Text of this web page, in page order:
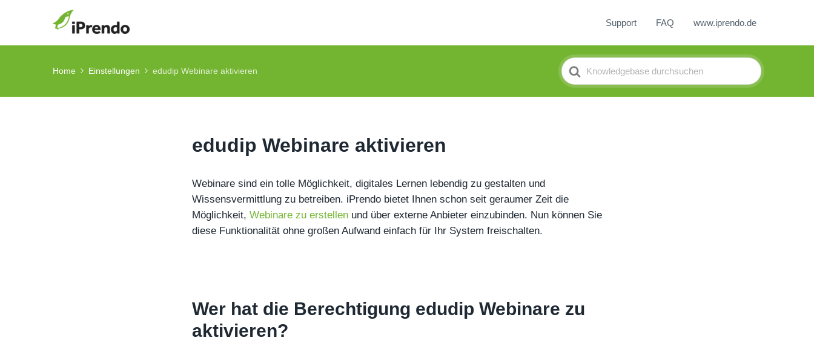
Support FAQ www.iprendo.de
Home Einstellungen edudip Webinare aktivieren
Search
For
edudip Webinare aktivieren
Webinare sind ein tolle Möglichkeit, digitales Lernen lebendig zu gestalten und
Wissensvermittlung zu betreiben. iPrendo bietet Ihnen schon seit geraumer Zeit die
Möglichkeit, Webinare zu erstellen und über externe Anbieter einzubinden. Nun können Sie
diese Funktionalität ohne großen Aufwand einfach für Ihr System freischalten.
Wer hat die Berechtigung edudip Webinare zu
aktivieren?